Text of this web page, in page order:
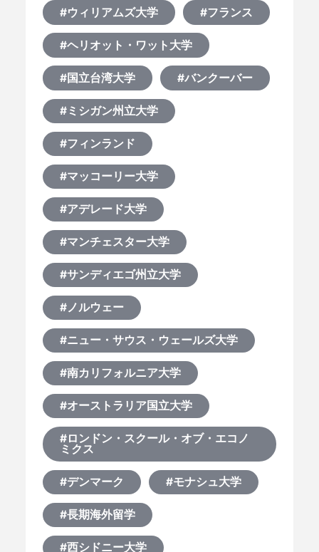
#ウィリアムズ大学 #フランス
#ヘリオット・ワット大学
#国立台湾大学 #バンクーバー
#ミシガン州立大学
#フィンランド
#マッコーリー大学
#アデレード大学
#マンチェスター大学
#サンディエゴ州立大学
#ノルウェー
#ニュー・サウス・ウェールズ大学
#南カリフォルニア大学
#オーストラリア国立大学
#ロンドン・スクール・オブ・エコノ
ミクス
#デンマーク #モナシュ大学
#長期海外留学
#西シドニー大学